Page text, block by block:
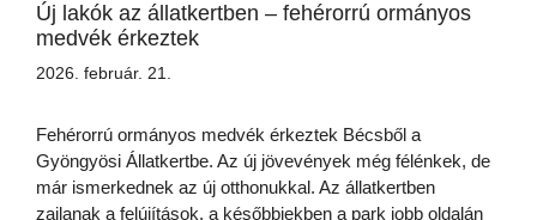
Új lakók az állatkertben – fehérorrú ormányos
medvék érkeztek
2026. február. 21.
Fehérorrú ormányos medvék érkeztek Bécsből a
Gyöngyösi Állatkertbe. Az új jövevények még félénkek, de
már ismerkednek az új otthonukkal. Az állatkertben
zajlanak a felújítások, a későbbiekben a park jobb oldalán